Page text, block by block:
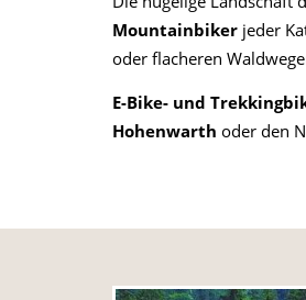
Mountainbiker jeder
oder flacheren
E-Bike- und
Hohenwarth oder den